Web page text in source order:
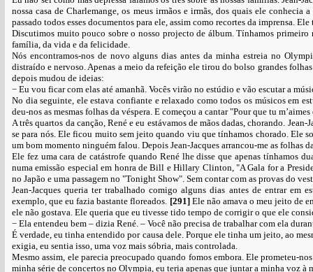
nossa casa de Charlemange, os meus irmãos e irmãs, dos quais ele
passado todos esses documentos para ele, assim como recortes da imprensa.
Discutimos muito pouco sobre o nosso projecto de álbum. Tínhamos
família, da vida e da felicidade.
Nós encontramos-nos de novo alguns dias antes da minha estreia no
distraído e nervoso. Apenas a meio da refeição ele tirou do bolso grandes
depois mudou de ideias:
− Eu vou ficar com elas até amanhã. Vocês virão no estúdio e vão escutar a
No dia seguinte, ele estava confiante e relaxado como todos os músicos em
deu-nos as mesmas folhas da véspera. E começou a cantar "Pour que tu m’aimes
A três quartos da canção, René e eu estávamos de mãos dadas, chorando.
se para nós. Ele ficou muito sem jeito quando viu que tínhamos chorado. Ele
um bom momento ninguém falou. Depois Jean-Jacques arrancou-me as folhas
Ele fez uma cara de catástrofe quando René lhe disse que apenas tínhamos
numa emissão especial em honra de Bill e Hillary Clinton, "A Gala for a
no Japão e uma passagem no "Tonight Show". Sem contar com as provas do
Jean-Jacques queria ter trabalhado comigo alguns dias antes de entrar
exemplo, que eu fazia bastante floreados. [291] Ele não amava o meu jeito de
ele não gostava. Ele queria que eu tivesse tido tempo de corrigir o que ele
− Ela entendeu bem – dizia René. – Você não precisa de trabalhar com ela
É verdade, eu tinha entendido por causa dele. Porque ele tinha um jeito, ao
exigia, eu sentia isso, uma voz mais sóbria, mais controlada.
Mesmo assim, ele parecia preocupado quando fomos embora. Ele prometeu-
minha série de concertos no Olympia, eu teria apenas que juntar a minha voz à